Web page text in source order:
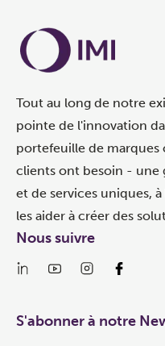
Tout au long de notre
pointe de l'innovation
portefeuille de
clients ont besoin - une
et de services uniques,
les aider à créer des
Nous suivre
S'abonner à notre